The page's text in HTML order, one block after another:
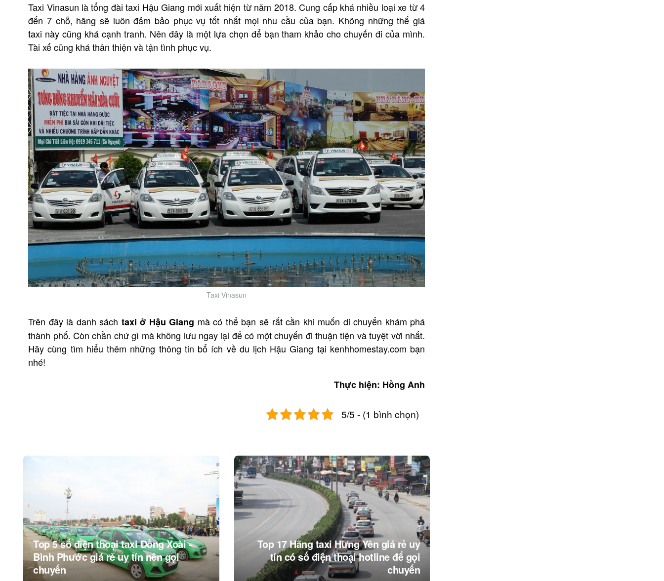
Taxi Vinasun là tổng đài taxi Hậu Giang mới xuất hiện từ năm 2018. Cung cấp khá nhiều loại xe từ 4
đến 7 chỗ, hãng sẽ luôn đảm bảo phục vụ tốt nhất mọi nhu cầu của bạn. Không những thế giá
taxi này cũng khá cạnh tranh. Nên đây là một lựa chọn để bạn tham khảo cho chuyến đi của mình.
Tài xế cũng khá thân thiện và tận tình phục vụ.
Taxi Vinasun
Trên đây là danh sách taxi ở Hậu Giang mà có thể bạn sẽ rất cần khi muốn di chuyển khám phá
thành phố. Còn chần chứ gì mà không lưu ngay lại để có một chuyến đi thuận tiện và tuyệt vời nhất.
Hãy cùng tìm hiểu thêm những thông tin bổ ích về du lịch Hậu Giang tại kenhhomestay.com bạn
nhé!
Thực hiện: Hồng Anh
5/5 - (1 bình chọn)
Post
Top 5 số điện thoại taxi Đồng Xoài -
Bình Phước giá rẻ uy tín nên gọi
chuyến
Top 17 Hãng taxi Hưng Yên giá rẻ uy
tín có số điện thoại hotline để gọi
chuyến